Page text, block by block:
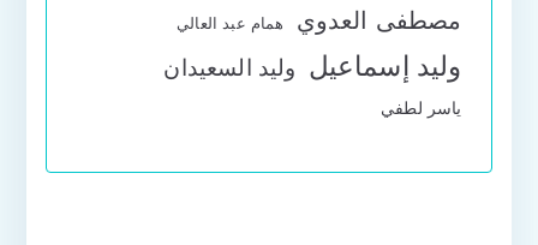
مصطفى العدوي همام عبد العالي
وليد إسماعيل وليد السعيدان
ياسر لطفي